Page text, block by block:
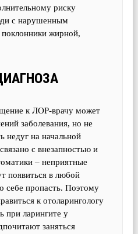
риску
с нарушенным
жирной,
к ЛОР-врачу может
заболевания, но не
недуг на начальной
с внезапностью и
– неприятные
появиться в любой
себе пропасть. Поэтому
к отоларингологу
при ларингите у
заняться